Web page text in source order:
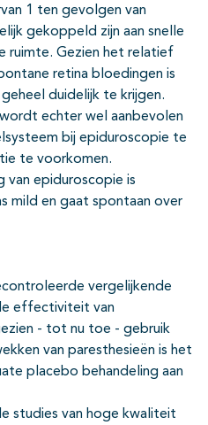
1 ten gevolgen van
gekoppeld zijn aan snelle
ruimte. Gezien het relatief
retina bloedingen is
duidelijk te krijgen.
echter wel aanbevolen
bij epiduroscopie te
te voorkomen.
van epiduroscopie is
mild en gaat spontaan over
vergelijkende
effectiviteit van
- tot nu toe - gebruik
van paresthesieën is het
placebo behandeling aan
studies van hoge kwaliteit